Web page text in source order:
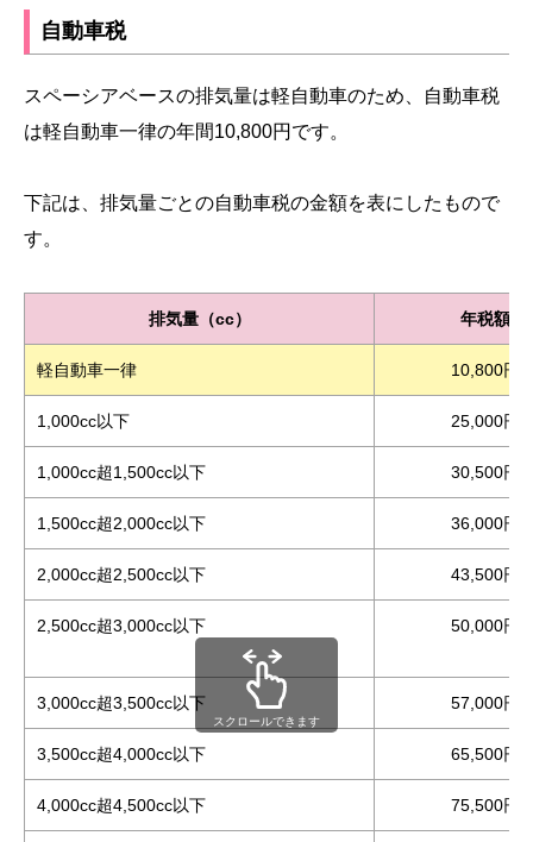
自動車税
スペーシアベースの排気量は軽自動車のため、自動車税
は軽自動車一律の年間10,800円です。
下記は、排気量ごとの自動車税の金額を表にしたもので
す。
排気量（cc） 年税額
軽自動車一律 10,800円
1,000cc以下 25,000円
1,000cc超1,500cc以下 30,500円
1,500cc超2,000cc以下 36,000円
2,000cc超2,500cc以下 43,500円
2,500cc超3,000cc以下 50,000円
3,000cc超3,500cc以下 57,000円
3,500cc超4,000cc以下 65,500円
4,000cc超4,500cc以下 75,500円
スクロールできます